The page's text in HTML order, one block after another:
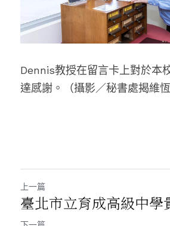
Dennis教授在留言卡上對於本
達感謝。
（攝影／秘書處揭維恆
上一篇
臺北市立育成高級中學